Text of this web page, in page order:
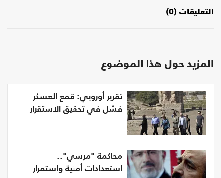
التعليقات (0)
المزيد حول هذا الموضوع
تقرير أوروبي: قمع العسكر
فشل في تحقيق الاستقرار
محاكمة "مرسي"..
استعدادات أمنية واستمرار